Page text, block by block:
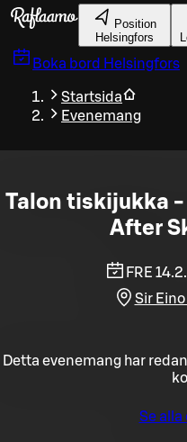
Gå till huvudinnehållet
Position
Helsingfors
Boka bord Helsingfors
Startsida
Evenemang
Talon tiskijukka
After
FRE
Sir
Detta evenemang har
Se alla